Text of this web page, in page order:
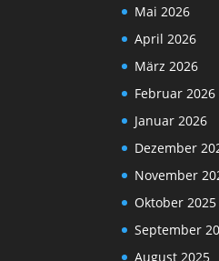
Mai 2026
April 2026
März 2026
Februar 2026
Januar 2026
Dezember
November
Oktober 2025
September
August 2025